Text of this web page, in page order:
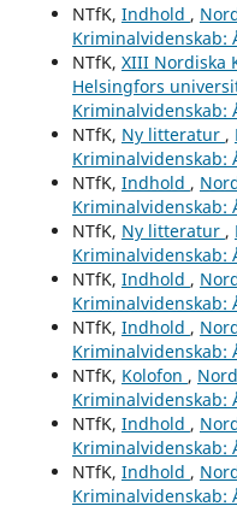
NTfK, Indhold ,
Kriminalvidenskab:
NTfK, XIII Nordiska
Helsingfors
Kriminalvidenskab:
NTfK, Ny litteratur ,
Kriminalvidenskab:
NTfK, Indhold ,
Kriminalvidenskab:
NTfK, Ny litteratur ,
Kriminalvidenskab:
NTfK, Indhold ,
Kriminalvidenskab:
NTfK, Indhold ,
Kriminalvidenskab:
NTfK, Kolofon ,
Kriminalvidenskab:
NTfK, Indhold ,
Kriminalvidenskab:
NTfK, Indhold ,
Kriminalvidenskab: